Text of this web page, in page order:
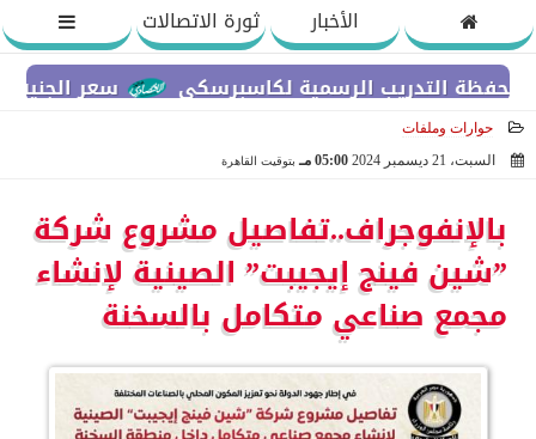
الأخبار
ثورة الاتصالات
سعر الجنيه
حوارات وملفات
السبت، 21 ديسمبر 2024
05:00 مـ بتوقيت القاهرة
بالإنفوجراف..تفاصيل مشروع شركة
”شين فينج إيجيبت” الصينية لإنشاء
مجمع صناعي متكامل بالسخنة